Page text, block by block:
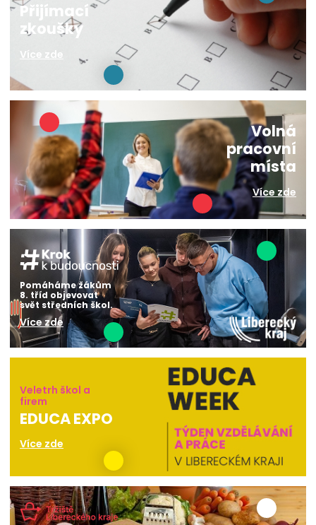
Přijímací
zkoušky
Více zde
Volná
pracovní
místa
Více zde
Pomáháme žákům
8. tříd objevovat
svět středních škol.
Více zde
Veletrh škol a
firem
EDUCA EXPO
Více zde